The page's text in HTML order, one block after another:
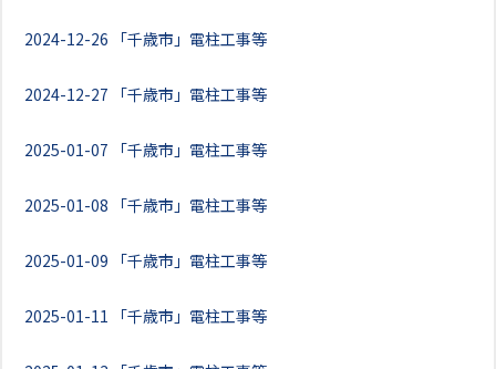
2024-12-26 「千歳市」電柱工事等
2024-12-27 「千歳市」電柱工事等
2025-01-07 「千歳市」電柱工事等
2025-01-08 「千歳市」電柱工事等
2025-01-09 「千歳市」電柱工事等
2025-01-11 「千歳市」電柱工事等